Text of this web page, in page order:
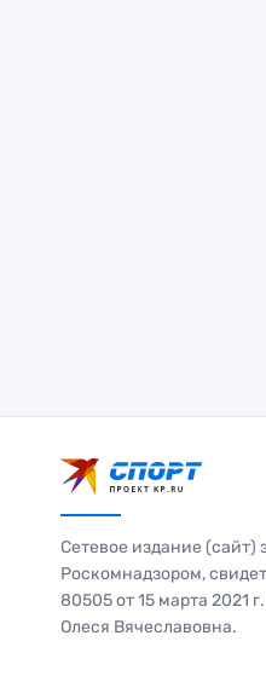
Сетевое издание (сайт)
Роскомнадзором,
80505 от 15 марта 2021
Олеся Вячеславовна.